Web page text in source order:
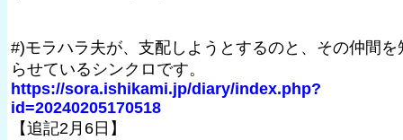
#)モラハラ夫が、支配しようとするのと、その仲間を
らせているシンクロです。
https://sora.ishikami.jp/diary/index.php?
id=20240205170518
【追記2月6日】